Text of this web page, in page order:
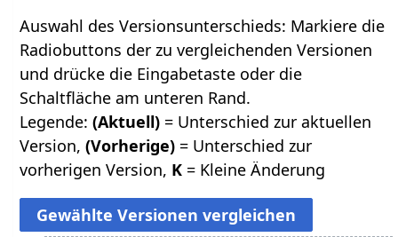
Auswahl des Versionsunterschieds: Markiere die
Radiobuttons der zu vergleichenden Versionen
und drücke die Eingabetaste oder die
Schaltfläche am unteren Rand.
Legende:(Aktuell) = Unterschied zur aktuellen
Version,(Vorherige) = Unterschied zur
vorherigen Version, K = Kleine Änderung